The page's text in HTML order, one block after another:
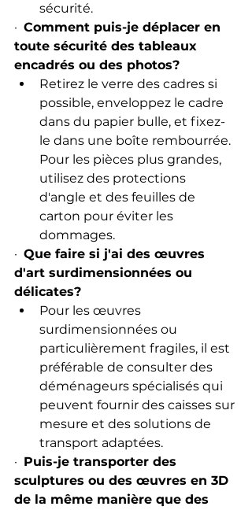
sécurité.
· Comment puis-je déplacer en
toute sécurité des tableaux
encadrés ou des photos?
Retirez le verre des cadres si
possible, enveloppez le cadre
dans du papier bulle, et fixez-
le dans une boîte rembourrée.
Pour les pièces plus grandes,
utilisez des protections
d'angle et des feuilles de
carton pour éviter les
dommages.
· Que faire si j'ai des œuvres
d'art surdimensionnées ou
délicates?
Pour les œuvres
surdimensionnées ou
particulièrement fragiles, il est
préférable de consulter des
déménageurs spécialisés qui
peuvent fournir des caisses sur
mesure et des solutions de
transport adaptées.
· Puis-je transporter des
sculptures ou des œuvres en 3D
de la même manière que des